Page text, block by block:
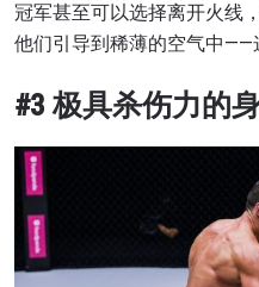
冠军甚至可以选择离开火线
他们引导到稀薄的空气中——
#3 极具杀伤力的